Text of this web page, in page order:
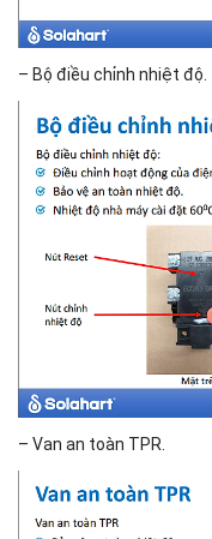
– Bộ điều chỉnh nhiệt độ.
– Van an toàn TPR.